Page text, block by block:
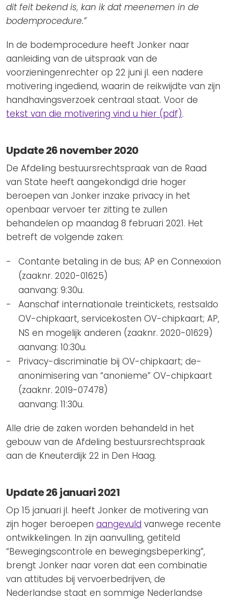
dit feit bekend is, kan ik dat meenemen in de
bodemprocedure.”
In de bodemprocedure heeft Jonker naar
aanleiding van de uitspraak van de
voorzieningenrechter op 22 juni jl. een nadere
motivering ingediend, waarin de reikwijdte van zijn
handhavingsverzoek centraal staat. Voor de
tekst van die motivering vind u hier (pdf).
Update 26 november 2020
De Afdeling bestuursrechtspraak van de Raad
van State heeft aangekondigd drie hoger
beroepen van Jonker inzake privacy in het
openbaar vervoer ter zitting te zullen
behandelen op maandag 8 februari 2021. Het
betreft de volgende zaken:
Contante betaling in de bus; AP en Connexxion
(zaaknr. 2020-01625)
aanvang: 9:30u.
Aanschaf internationale treintickets, restsaldo
OV-chipkaart, servicekosten OV-chipkaart; AP,
NS en mogelijk anderen (zaaknr. 2020-01629)
aanvang: 10:30u.
Privacy-discriminatie bij OV-chipkaart; de-
anonimisering van “anonieme” OV-chipkaart
(zaaknr. 2019-07478)
aanvang: 11:30u.
Alle drie de zaken worden behandeld in het
gebouw van de Afdeling bestuursrechtspraak
aan de Kneuterdijk 22 in Den Haag.
Update 26 januari 2021
Op 15 januari jl. heeft Jonker de motivering van
zijn hoger beroepen aangevuld vanwege recente
ontwikkelingen. In zijn aanvulling, getiteld
“Bewegingscontrole en bewegingsbeperking”,
brengt Jonker naar voren dat een combinatie
van attitudes bij vervoerbedrijven, de
Nederlandse staat en sommige Nederlandse